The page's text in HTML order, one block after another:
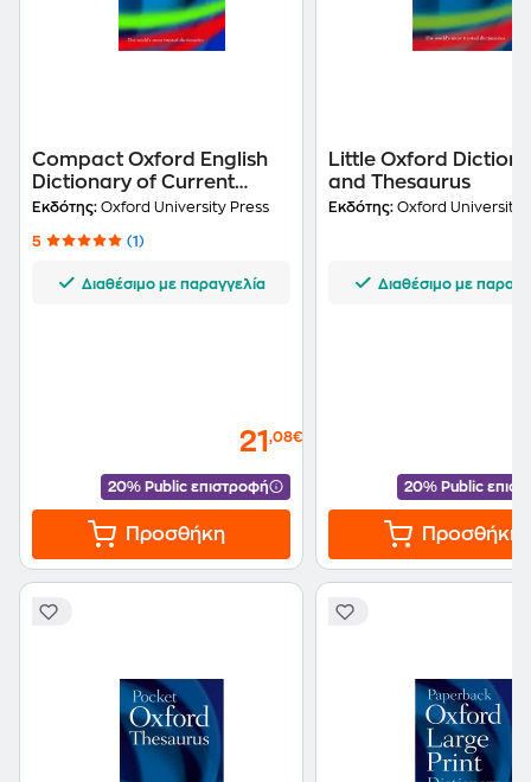
Compact Oxford English
Dictionary of Current
English
Εκδότης: Oxford University Press
5 (1)
Διαθέσιμο με παραγγελία
21 ,08€
20% Public επιστροφή
Προσθήκη
Little Oxford
and Thesaurus
Εκδότης: Oxford University
Διαθέσιμο με
20% Public
Προσθήκη